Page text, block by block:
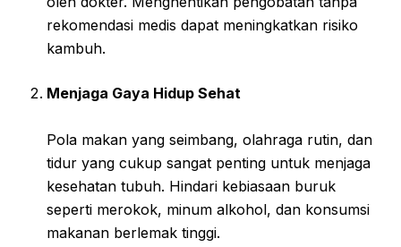
rekomendasi medis dapat meningkatkan risiko
kambuh.
Menjaga Gaya Hidup Sehat
Pola makan yang seimbang, olahraga rutin, dan
tidur yang cukup sangat penting untuk menjaga
kesehatan tubuh. Hindari kebiasaan buruk
seperti merokok, minum alkohol, dan konsumsi
makanan berlemak tinggi.